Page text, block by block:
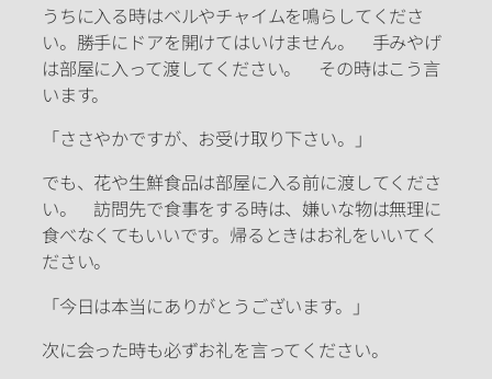
うちに入る時はベルやチャイムを鳴らしてくださ
い。勝手にドアを開けてはいけません。 手みやげ
は部屋に入って渡してください。 その時はこう言
います。
「ささやかですが、お受け取り下さい。」
でも、花や生鮮食品は部屋に入る前に渡してくださ
い。 訪問先で食事をする時は、嫌いな物は無理に
食べなくてもいいです。帰るときはお礼をいいてく
ださい。
「今日は本当にありがとうございます。」
次に会った時も必ずお礼を言ってください。